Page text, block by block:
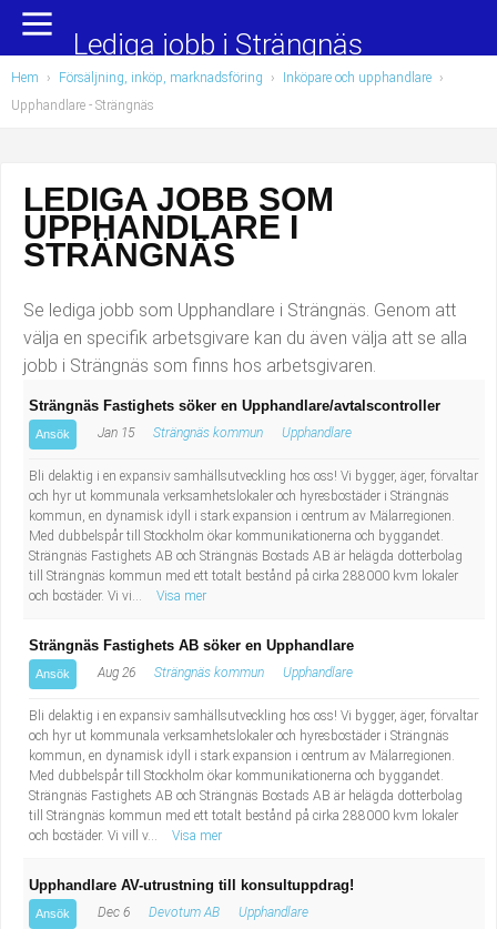
Yrkesområden
Administration, ekonomi, juridik
Chefer och verksamhetsledare
Data/IT
Försäljning, inköp, marknadsföring
Hantverksyrken
Hotell, restaurang, storhushåll
Industriell tillverkning
Installation, drift, underhåll
Kultur, media, design
Militärt arbete
Naturbruk
Naturvetenskapligt arbete
Pedagogiskt arbete
Populära jobb
Undersköterska, hemtjänst och äldreboende
Barnskötare
Lärare i förskola/Förskollärare
Lagerarbetare
Bussförare/Busschaufför
Elevassistent
Behandlingsassistent/Socialpedagog
Tandsköterska
Tidningsbud/Tidningsdistributör
Lärare i fritidshem/Fritidspedagog
Taxiförare/Taxichaufför
Läkarsekreterare/Vårdadmin/Medicinsk
sekreterare
Lediga jobb i Strängnäs
Hem › Försäljning, inköp, marknadsföring › Inköpare och upphandlare ›
Upphandlare - Strängnäs
LEDIGA JOBB SOM
UPPHANDLARE I
STRÄNGNÄS
Se lediga jobb som Upphandlare i Strängnäs. Genom att
välja en specifik arbetsgivare kan du även välja att se alla
jobb i Strängnäs som finns hos arbetsgivaren.
Strängnäs Fastighets söker en Upphandlare/avtalscontroller
Ansök Jan 15 Strängnäs kommun Upphandlare
Bli delaktig i en expansiv samhällsutveckling hos oss! Vi bygger, äger, förvaltar
och hyr ut kommunala verksamhetslokaler och hyresbostäder i Strängnäs
kommun, en dynamisk idyll i stark expansion i centrum av Mälarregionen.
Med dubbelspår till Stockholm ökar kommunikationerna och byggandet.
Strängnäs Fastighets AB och Strängnäs Bostads AB är helägda dotterbolag
till Strängnäs kommun med ett totalt bestånd på cirka 288000 kvm lokaler
och bostäder. Vi vi...
Visa mer
Strängnäs Fastighets AB söker en Upphandlare
Ansök Aug 26 Strängnäs kommun Upphandlare
Bli delaktig i en expansiv samhällsutveckling hos oss! Vi bygger, äger, förvaltar
och hyr ut kommunala verksamhetslokaler och hyresbostäder i Strängnäs
kommun, en dynamisk idyll i stark expansion i centrum av Mälarregionen.
Med dubbelspår till Stockholm ökar kommunikationerna och byggandet.
Strängnäs Fastighets AB och Strängnäs Bostads AB är helägda dotterbolag
till Strängnäs kommun med ett totalt bestånd på cirka 288000 kvm lokaler
och bostäder. Vi vill v...
Visa mer
Upphandlare AV-utrustning till konsultuppdrag!
Ansök Dec 6 Devotum AB Upphandlare